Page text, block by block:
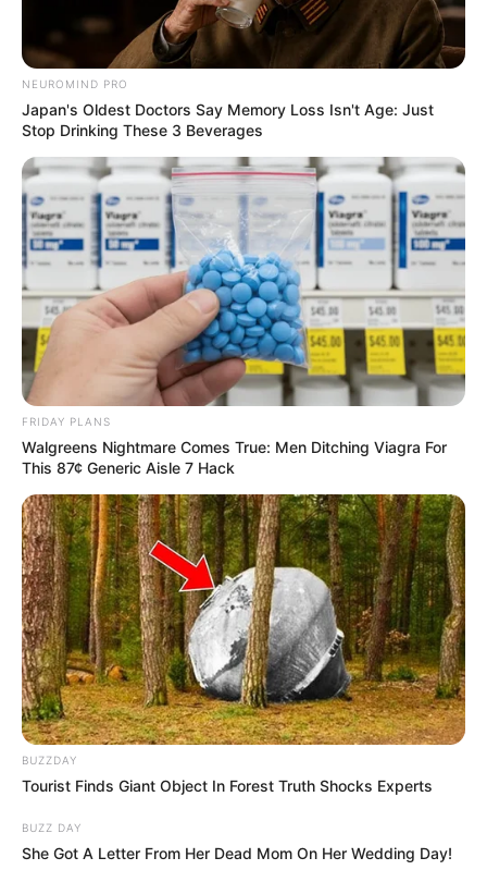
NEUROMIND PRO
Japan's Oldest Doctors Say Memory Loss Isn't Age: Just
Stop Drinking These 3 Beverages
FRIDAY PLANS
Walgreens Nightmare Comes True: Men Ditching Viagra For
This 87¢ Generic Aisle 7 Hack
BUZZDAY
Tourist Finds Giant Object In Forest Truth Shocks Experts
BUZZ DAY
She Got A Letter From Her Dead Mom On Her Wedding Day!